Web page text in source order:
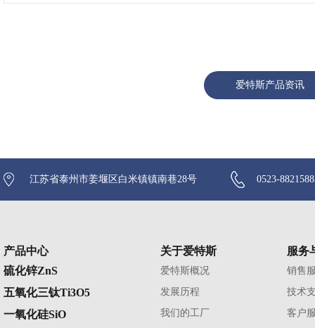
爱特斯产品资讯
江苏省泰州市姜堰区白米镇镇南巷28号 0523-
产品中心
硫化锌ZnS
五氧化三钛Ti3O5
一氧化硅SiO
关于爱特斯
爱特斯概况
发展历程
我们的工厂
服务
销售
技术
客户